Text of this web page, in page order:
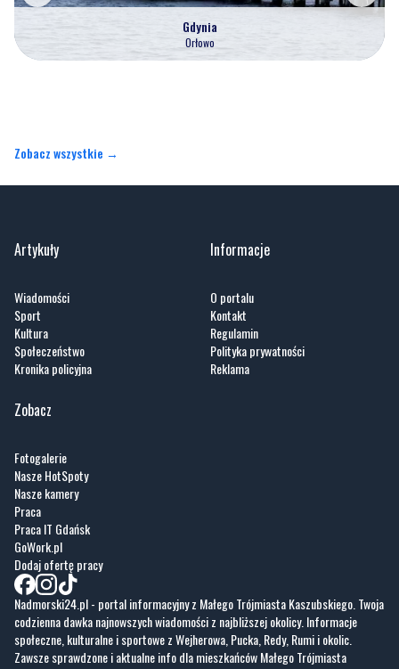
Gdynia
Orłowo
Zobacz wszystkie →
Artykuły
Wiadomości
Sport
Kultura
Społeczeństwo
Kronika policyjna
Informacje
O portalu
Kontakt
Regulamin
Polityka prywatności
Reklama
Zobacz
Fotogalerie
Nasze HotSpoty
Nasze kamery
Praca
Praca IT Gdańsk
GoWork.pl
Dodaj ofertę pracy
Nadmorski24.pl - portal informacyjny z Małego Trójmiasta Kaszubskiego. Twoja
codzienna dawka najnowszych wiadomości z najbliższej okolicy. Informacje
społeczne, kulturalne i sportowe z Wejherowa, Pucka, Redy, Rumi i okolic.
Zawsze sprawdzone i aktualne info dla mieszkańców Małego Trójmiasta